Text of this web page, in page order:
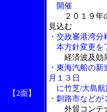
【2面】
開催
２０１９
見込む
・交政審港湾
本方針変更を
経済波及効
・東海汽船の
月１３日
に竹芝/大島航
・釧路市など
外貿コンテ